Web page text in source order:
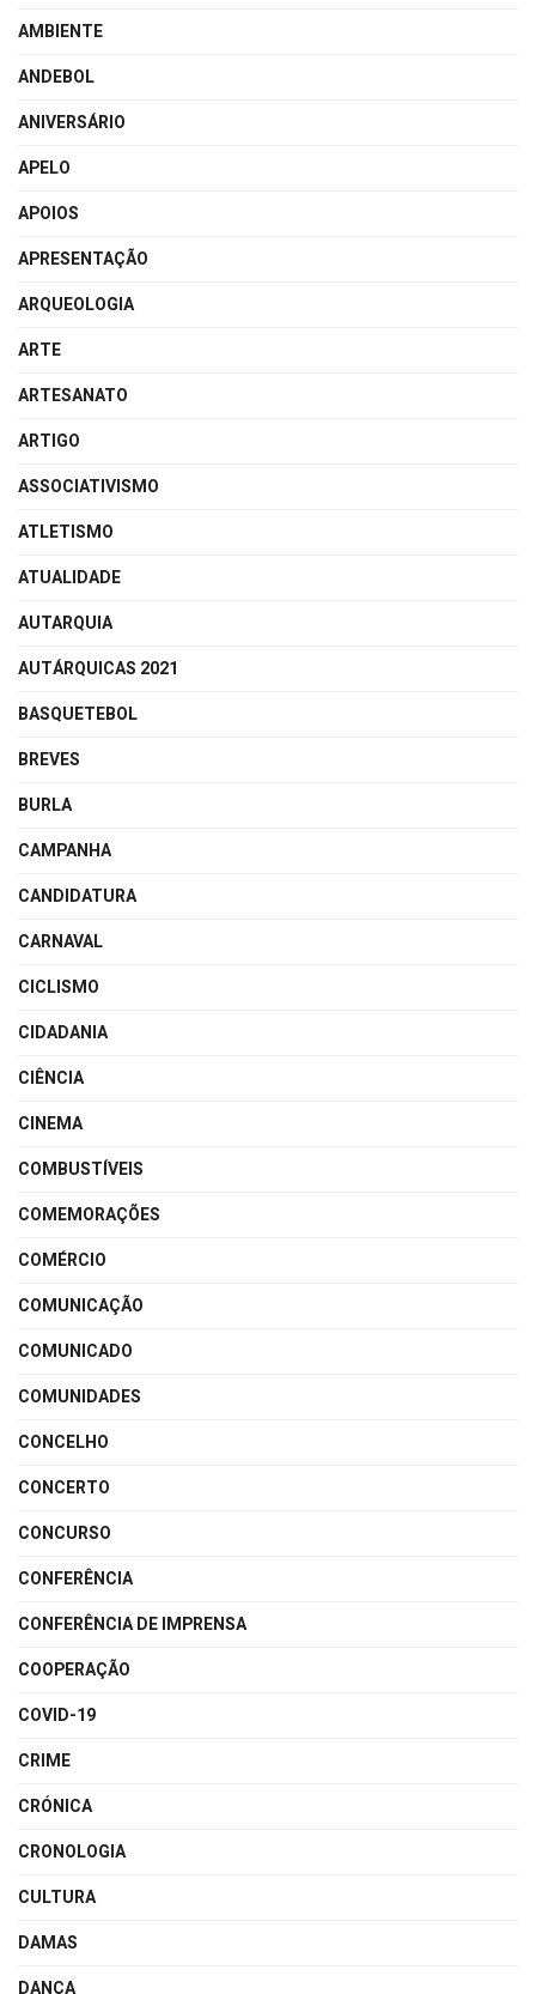
AMBIENTE
ANDEBOL
ANIVERSÁRIO
APELO
APOIOS
APRESENTAÇÃO
ARQUEOLOGIA
ARTE
ARTESANATO
ARTIGO
ASSOCIATIVISMO
ATLETISMO
ATUALIDADE
AUTARQUIA
AUTÁRQUICAS 2021
BASQUETEBOL
BREVES
BURLA
CAMPANHA
CANDIDATURA
CARNAVAL
CICLISMO
CIDADANIA
CIÊNCIA
CINEMA
COMBUSTÍVEIS
COMEMORAÇÕES
COMÉRCIO
COMUNICAÇÃO
COMUNICADO
COMUNIDADES
CONCELHO
CONCERTO
CONCURSO
CONFERÊNCIA
CONFERÊNCIA DE IMPRENSA
COOPERAÇÃO
COVID-19
CRIME
CRÓNICA
CRONOLOGIA
CULTURA
DAMAS
DANÇA